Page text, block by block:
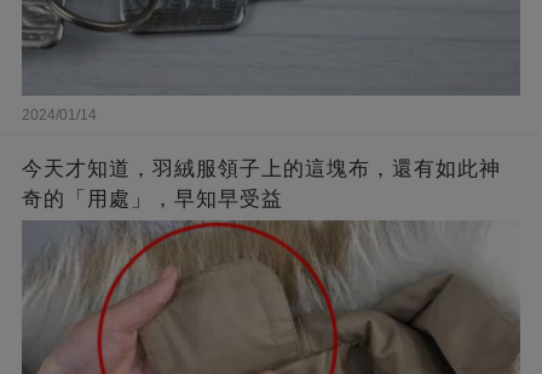
2024/01/14
今天才知道，羽絨服領子上的這塊布，還有如此神
奇的「用處」，早知早受益